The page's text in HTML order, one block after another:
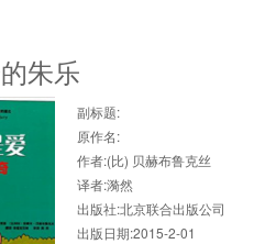
朱乐
副标题:
原作名:
作者:(比) 贝赫布鲁克丝
译者:漪然
出版社:北京联合出版公司
出版日期:2015-2-01